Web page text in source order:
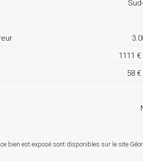
1111
58
bien est exposé sont disponibles sur le site